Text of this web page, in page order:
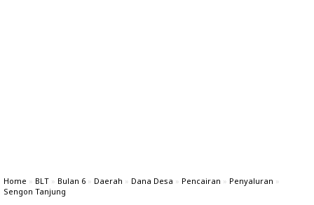
Home » BLT » Bulan 6 » Daerah » Dana Desa » Pencairan » Penyaluran »
Sengon Tanjung